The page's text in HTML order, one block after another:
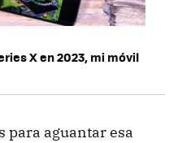
X en 2023, mi móvil
para aguantar esa